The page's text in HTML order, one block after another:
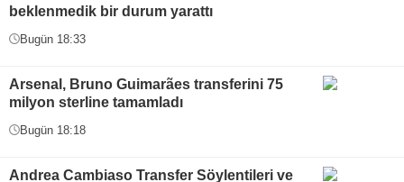
beklenmedik bir durum yarattı
Bugün 18:33
Arsenal, Bruno Guimarães transferini 75
milyon sterline tamamladı
Bugün 18:18
Andrea Cambiaso Transfer Söylentileri ve